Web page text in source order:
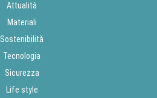
Attualità
Materiali
Sostenibilità
Tecnologia
Sicurezza
Life style